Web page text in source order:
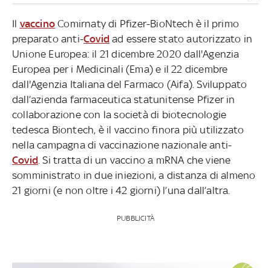
Il vaccino Comirnaty di Pfizer-BioNtech è il primo
preparato anti-Covidad essere stato autorizzato in
Unione Europea: il 21 dicembre 2020 dall'Agenzia
Europea per i Medicinali (Ema) e il 22 dicembre
dall'Agenzia Italiana del Farmaco (Aifa). Sviluppato
dall’azienda farmaceutica statunitense Pfizer in
collaborazione con la società di biotecnologie
tedesca Biontech, è il vaccino finora più utilizzato
nella campagna di vaccinazione nazionale anti-
Covid. Si tratta di un vaccino a mRNA che viene
somministrato in due iniezioni, a distanza di almeno
21 giorni (e non oltre i 42 giorni) l’una dall’altra.
PUBBLICITÀ